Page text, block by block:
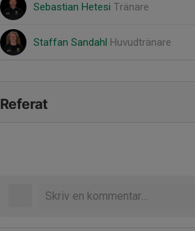
Sebastian Hetesi Tränare
Staffan Sandahl Huvudtränare
Referat